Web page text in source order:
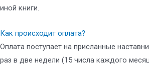
иной книги.
Как происходит оплата?
Оплата поступает на присланные
раз в две недели (15 числа каждого